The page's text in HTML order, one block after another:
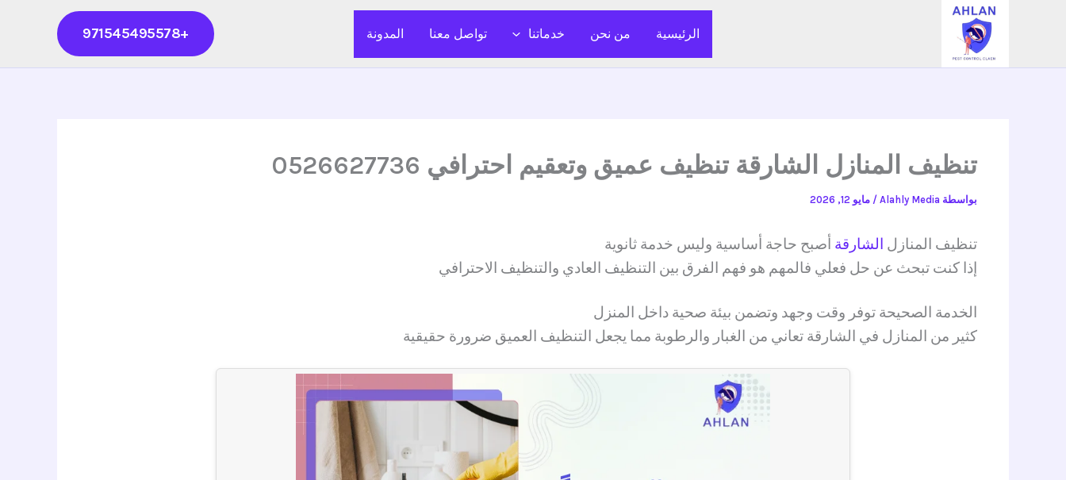
الرئيسية من نحن خدماتنا تواصل معنا المدونة +971545495578
تنظيف المنازل الشارقة تنظيف عميق وتعقيم احترافي 0526627736
بواسطة Alahly Media
/ مايو 12, 2026
تنظيف المنازل الشارقة أصبح حاجة أساسية وليس خدمة ثانوية
إذا كنت تبحث عن حل فعلي فالمهم هو فهم الفرق بين التنظيف العادي والتنظيف الاحترافي
الخدمة الصحيحة توفر وقت وجهد وتضمن بيئة صحية داخل المنزل
كثير من المنازل في الشارقة تعاني من الغبار والرطوبة مما يجعل التنظيف العميق ضرورة حقيقية